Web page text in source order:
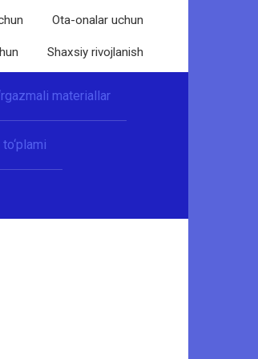
Ota-onalar uchun
Shaxsiy rivojlanish
materiallar
to‘plami